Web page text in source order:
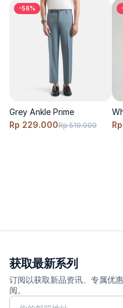
---------
版型：clean-taper，裤脚利落
尺码建议：正常尺码即可；如
模特穿着 size S，身高
-56%
Grey Ankle Prime
Rp 229.000Rp 519.000
获取最新系列
订阅以获取新品资讯、专属优
阅。